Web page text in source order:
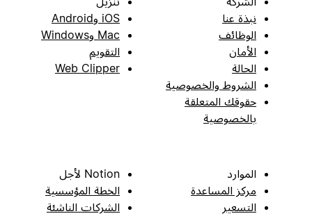
نبذة عنا
الوظائف
الأمان
الحالة
الشروط والخصوصية
حقوقك المتعلقة
بالخصوصية
iOS وAndroid
Mac وWindows
التقويم
Web Clipper
الموارد
مركز المساعدة
التسعير
Notion لأجل
الخطة المؤسسية
الشركات الناشئة